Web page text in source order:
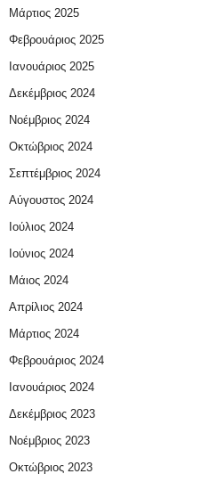
Μάρτιος 2025
Φεβρουάριος 2025
Ιανουάριος 2025
Δεκέμβριος 2024
Νοέμβριος 2024
Οκτώβριος 2024
Σεπτέμβριος 2024
Αύγουστος 2024
Ιούλιος 2024
Ιούνιος 2024
Μάιος 2024
Απρίλιος 2024
Μάρτιος 2024
Φεβρουάριος 2024
Ιανουάριος 2024
Δεκέμβριος 2023
Νοέμβριος 2023
Οκτώβριος 2023